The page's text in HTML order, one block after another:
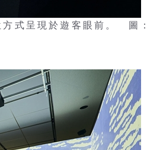
式呈現於遊客眼前。 圖：